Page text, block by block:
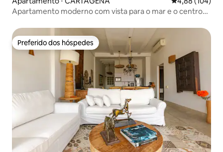
Apartamento moderno com vista para o mar e o centro
Preferido dos hóspedes
Preferido dos hóspedes